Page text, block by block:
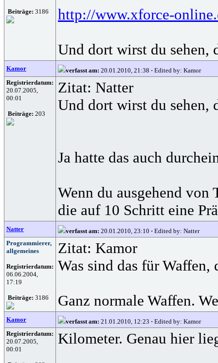
Beiträge: 3186 http://www.xforce-
Und dort wirst du sehen,
Kamor verfasst am: 20.01.2010, 21:38 · Edited by: Kamor
Registrierdatum:
20.07.2005,
00:01
Beiträge: 203
Zitat: Natter
Und dort wirst du sehen,
Ja hatte das auch
Wenn du ausgehend
die auf 10 Schritt eine
Natter verfasst am: 20.01.2010, 23:10 · Edited by: Natter
Programmierer,
allgemeines
Registrierdatum:
06.06.2004,
17:19
Beiträge: 3186
Zitat: Kamor
Was sind das für
Ganz normale Waffen.
Kamor verfasst am: 21.01.2010, 12:23 · Edited by: Kamor
Registrierdatum:
20.07.2005,
00:01
Kilometer. Genau hier